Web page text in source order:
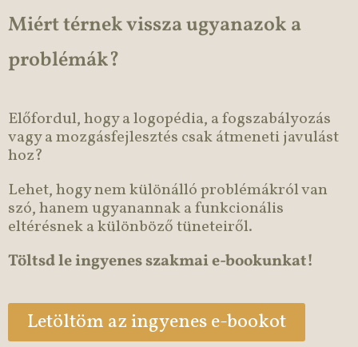
Miért térnek vissza ugyanazok a
problémák?
Előfordul, hogy a logopédia, a fogszabályozás
vagy a mozgásfejlesztés csak átmeneti javulást
hoz?
Lehet, hogy nem különálló problémákról van
szó, hanem ugyanannak a funkcionális
eltérésnek a különböző tüneteiről.
Töltsd le ingyenes szakmai e-bookunkat!
Letöltöm az ingyenes e-bookot